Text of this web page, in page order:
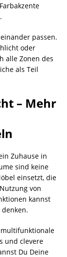
passen.
oder
alle Zonen des
als Teil
– Mehr
Zuhause in
sind keine
einsetzt, die
von
kannst
und clevere
Du Deine